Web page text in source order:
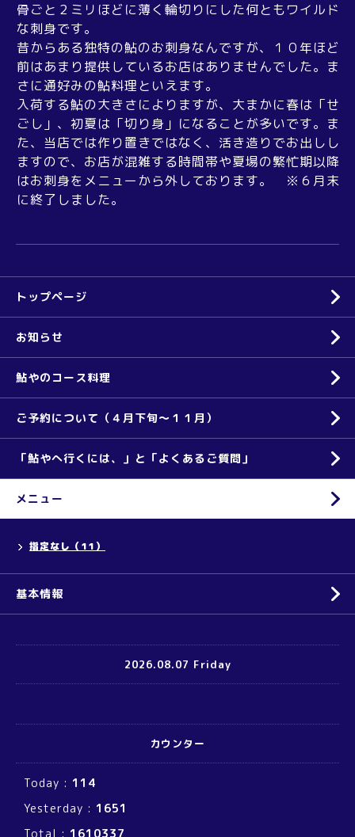
骨ごと２ミリほどに薄く輪切りにした何ともワイルド
な刺身です。
昔からある独特の鮎のお刺身なんですが、１０年ほど
前はあまり提供しているお店はありませんでした。 ま
さに通好みの鮎料理といえます。
入荷する鮎の大きさによりますが、大まかに春は「せ
ごし」、初夏は「切り身」になることが多いです。ま
た、当店では作り置きではなく、活き造りでお出しし
ますので、お店が混雑する時間帯や夏場の繁忙期以降
はお刺身をメニューから外しております。 ※６月末
に終了しました。
トップページ
お知らせ
鮎やのコース料理
ご予約について（４月下旬～１１月）
「鮎やへ行くには、」と「よくあるご質問」
メニュー
指定なし（11）
基本情報
2026.08.07 Friday
カウンター
Today : 114
Yesterday : 1651
Total : 1610337